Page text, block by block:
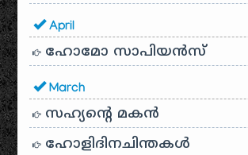
April
ഹോമോ സാപിയൻസ്
March
സഹ്യന്റെ മകൻ
ഹോളിദിനചിന്തകൾ